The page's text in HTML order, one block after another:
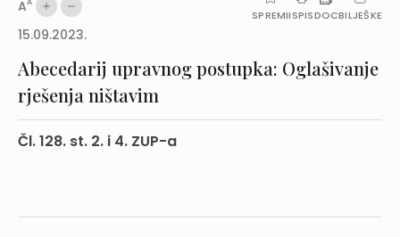
A SPREMIISPISDOCBILJEŠKE
15.09.2023.
Abecedarij upravnog postupka: Oglašivanje
rješenja ništavim
Čl. 128. st. 2. i 4. ZUP-a